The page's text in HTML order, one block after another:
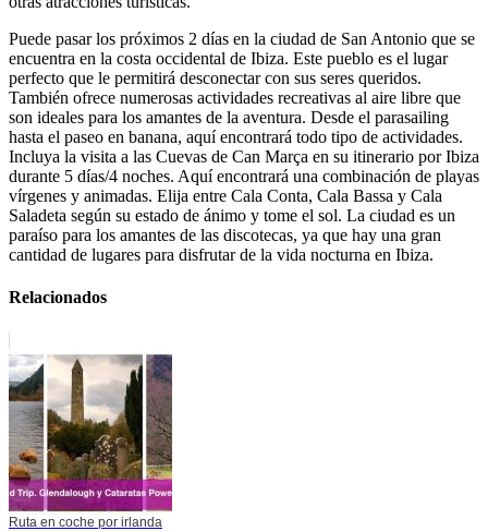
Puede pasar los próximos 2 días en la ciudad de San Antonio que se
encuentra en la costa occidental de Ibiza. Este pueblo es el lugar
perfecto que le permitirá desconectar con sus seres queridos.
También ofrece numerosas actividades recreativas al aire libre que
son ideales para los amantes de la aventura. Desde el parasailing
hasta el paseo en banana, aquí encontrará todo tipo de actividades.
Incluya la visita a las Cuevas de Can Marça en su itinerario por Ibiza
durante 5 días/4 noches. Aquí encontrará una combinación de playas
vírgenes y animadas. Elija entre Cala Conta, Cala Bassa y Cala
Saladeta según su estado de ánimo y tome el sol. La ciudad es un
paraíso para los amantes de las discotecas, ya que hay una gran
cantidad de lugares para disfrutar de la vida nocturna en Ibiza.
Relacionados
Ruta en coche por irlanda